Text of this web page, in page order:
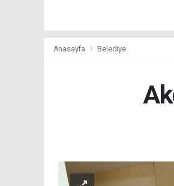
Anasayfa Belediye